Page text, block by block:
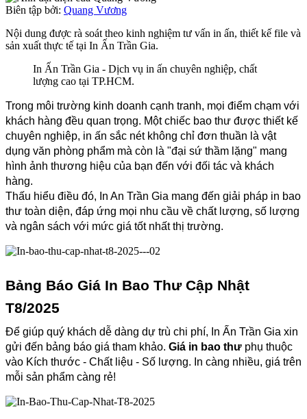
Biên tập bởi: Quang Vương
Nội dung được rà soát theo kinh nghiệm tư vấn in ấn, thiết kế file và
sản xuất thực tế tại In Ấn Trần Gia.
In Ấn Trần Gia - Dịch vụ in ấn chuyên nghiệp, chất
lượng cao tại TP.HCM.
Trong môi trường kinh doanh cạnh tranh, mọi điểm chạm với
khách hàng đều quan trọng. Một chiếc bao thư được thiết kế
chuyên nghiệp, in ấn sắc nét không chỉ đơn thuần là vật
dụng văn phòng phẩm mà còn là "đại sứ thầm lặng" mang
hình ảnh thương hiệu của bạn đến với đối tác và khách
hàng.
Thấu hiểu điều đó, In An Trần Gia mang đến giải pháp in bao
thư toàn diện, đáp ứng mọi nhu cầu về chất lượng, số lượng
và ngân sách với mức giá tốt nhất thị trường.
Bảng Báo Giá In Bao Thư Cập Nhật
T8/2025
Để giúp quý khách dễ dàng dự trù chi phí, In Ấn Trần Gia xin
gửi đến bảng báo giá tham khảo. Giá in bao thư phụ thuộc
vào Kích thước - Chất liệu - Số lượng. In càng nhiều, giá trên
mỗi sản phẩm càng rẻ!